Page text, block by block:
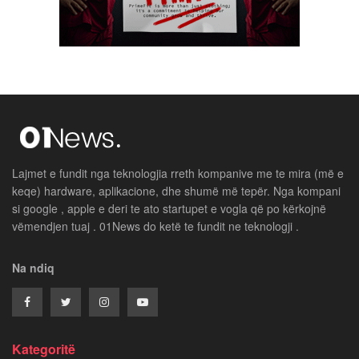
Lajmet e fundit nga teknologjia rreth kompanive me te mira (më e
keqe) hardware, aplikacione, dhe shumë më tepër. Nga kompani
si google , apple e deri te ato startupet e vogla që po kërkojnë
vëmendjen tuaj . 01News do ketë te fundit ne teknologji .
Na ndiq
Kategoritë